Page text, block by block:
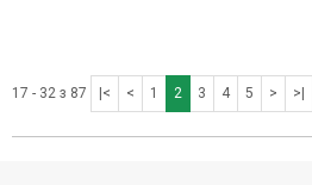
17 - 32 з 87 |< < 1 2 3 4 5 > >|